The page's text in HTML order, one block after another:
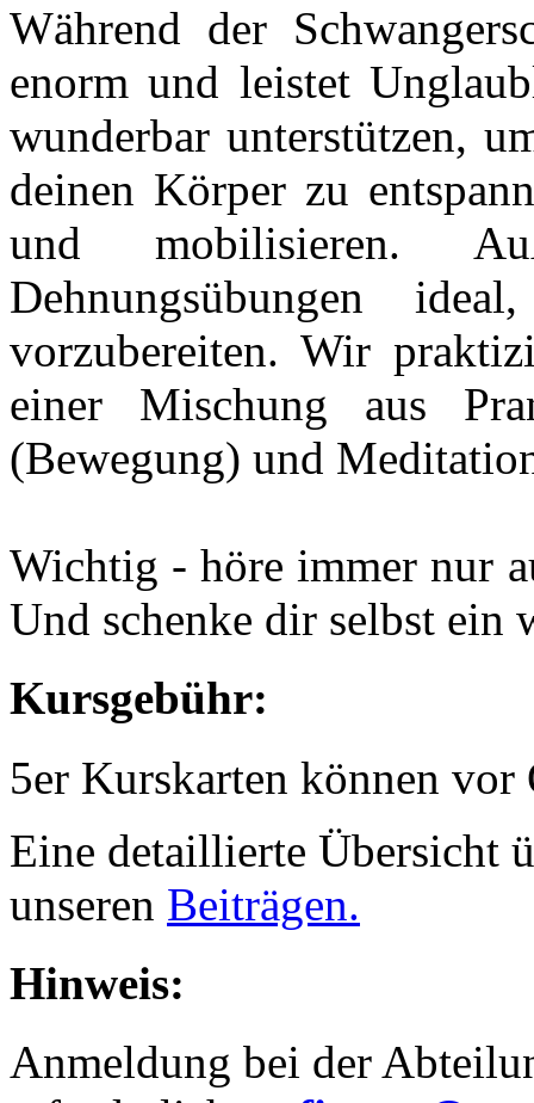
Während der
enorm und leistet
wunderbar unterstützen,
deinen Körper zu
und mobilisieren.
Dehnungsübungen
vorzubereiten. Wir
einer Mischung aus
(Bewegung) und
Wichtig - höre immer nur
Und schenke dir selbst ein
Kursgebühr:
5er Kurskarten können vor
Eine detaillierte Übersicht
unseren Beiträgen.
Hinweis:
Anmeldung bei der